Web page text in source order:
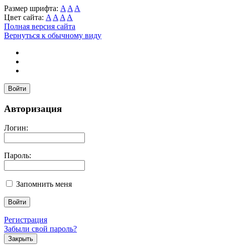
Размер шрифта: A A A
Цвет сайта: A A A A
Полная версия сайта
Вернуться к обычному виду
Войти
Авторизация
Логин:
Пароль:
Запомнить меня
Регистрация
Забыли свой пароль?
Закрыть